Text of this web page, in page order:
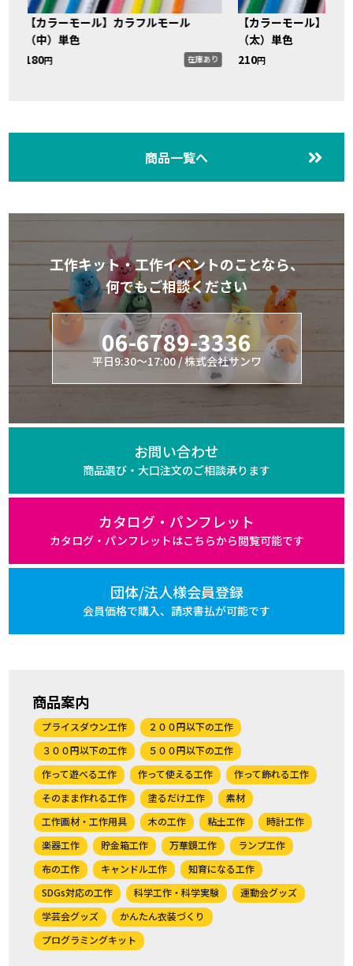
【カラーモール】カラフルモール
（中）単色
180円 在庫あり
【カラーモール】カ
（太）単色
210円
商品一覧へ
工作キット・工作イベントのことなら、
何でもご相談ください
06-6789-3336
平日9:30～17:00 / 株式会社サンワ
お問い合わせ
商品選び・大口注文のご相談承ります
カタログ・パンフレット
カタログ・パンフレットはこちらから閲覧可能です
団体/法人様会員登録
会員価格で購入、 請求書払が可能です
商品案内
プライスダウン工作
２００円以下の工作
３００円以下の工作
５００円以下の工作
作って遊べる工作
作って使える工作
作って飾れる工作
そのまま作れる工作
塗るだけ工作
素材
工作画材・工作用具
木の工作 粘土工作
時計工作
楽器工作
貯金箱工作 万華鏡工作
ランプ工作
布の工作
キャンドル工作
知育になる工作
SDGs対応の工作
科学工作・科学実験
運動会グッズ
学芸会グッズ
かんたん衣装づくり
プログラミングキット